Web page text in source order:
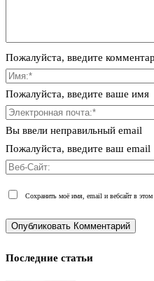
Пожалуйста, введите
Пожалуйста, введите ваше имя
Вы ввели неправильный email
Пожалуйста, введите ваш email
Сохранить моё имя, email и вебсайт в
Последние статьи